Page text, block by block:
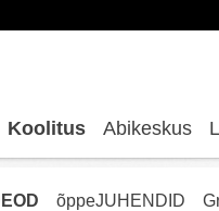
Koolitus Abikeskus
õppeJUHENDID